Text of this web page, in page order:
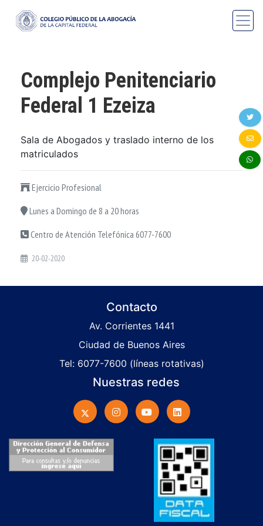
Complejo Penitenciario
Federal 1 Ezeiza
Sala de Abogados y traslado interno de los
matriculados
Ejercicio Profesional
Lunes a Domingo de 8 a 20 horas
Centro de Atención Telefónica 6077-7600
20-02-2020
Contacto
Av. Corrientes 1441
Ciudad de Buenos Aires
Tel: 6077-7600 (líneas rotativas)
Nuestras redes